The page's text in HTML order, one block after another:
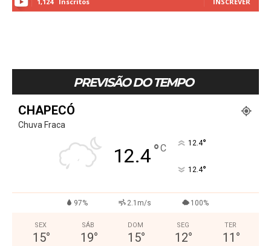
PREVISÃO DO TEMPO
CHAPECÓ
Chuva Fraca
12.4°C 12.4°
12.4°
97% 2.1m/s 100%
SEX
15°
SÁB
19°
DOM
15°
SEG
12°
TER
11 °